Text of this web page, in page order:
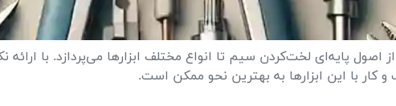
اصول پایه‌ای لخت‌کردن سیم تا انواع مختلف ابزارها می‌پردازد. با
کار با این ابزارها به بهترین نحو ممکن است.